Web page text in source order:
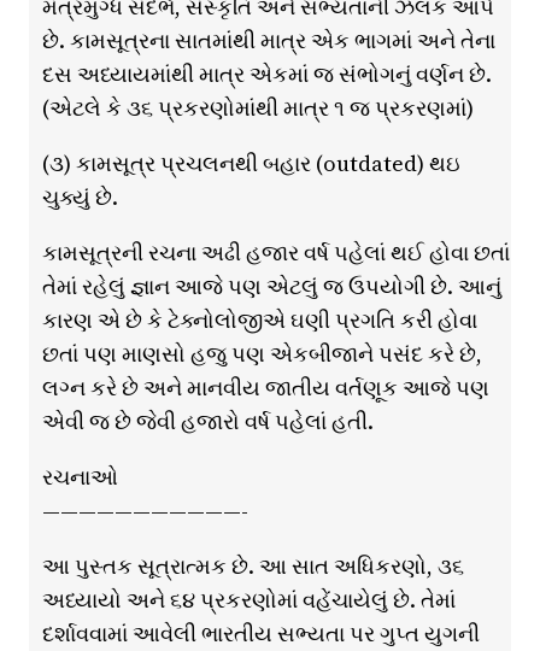
મંત્રમુગ્ધ સંદર્ભ, સંસ્કૃતિ અને સભ્યતાની ઝલક આપે
છે. કામસૂત્રના સાતમાંથી માત્ર એક ભાગમાં અને તેના
દસ અધ્યાયમાંથી માત્ર એકમાં જ સંભોગનું વર્ણન છે.
(એટલે કે ૩૬ પ્રકરણોમાંથી માત્ર ૧ જ પ્રકરણમાં)
(૩) કામસૂત્ર પ્રચલનથી બહાર (outdated) થઇ
ચુક્યું છે.
કામસૂત્રની રચના અઢી હજાર વર્ષ પહેલાં થઈ હોવા છતાં
તેમાં રહેલું જ્ઞાન આજે પણ એટલું જ ઉપયોગી છે. આનું
કારણ એ છે કે ટેક્નોલોજીએ ઘણી પ્રગતિ કરી હોવા
છતાં પણ માણસો હજુ પણ એકબીજાને પસંદ કરે છે,
લગ્ન કરે છે અને માનવીય જાતીય વર્તણૂક આજે પણ
એવી જ છે જેવી હજારો વર્ષ પહેલાં હતી.
રચનાઓ
———————————-
આ પુસ્તક સૂત્રાત્મક છે. આ સાત અધિકરણો, ૩૬
અધ્યાયો અને ૬૪ પ્રકરણોમાં વહેંચાયેલું છે. તેમાં
દર્શાવવામાં આવેલી ભારતીય સભ્યતા પર ગુપ્ત યુગની